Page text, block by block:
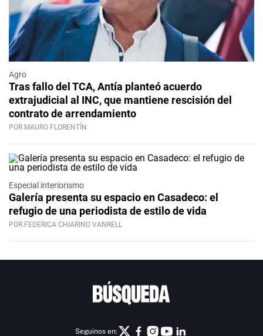
Agro
Tras fallo del TCA, Antía planteó acuerdo
extrajudicial al INC, que mantiene rescisión del
contrato de arrendamiento
POR MAURO FLORENTÍN
Especial interiorismo
Galería presenta su espacio en Casadeco: el
refugio de una periodista de estilo de vida
POR FEDERICA CHIARINO VANRELL
Seguinos en: